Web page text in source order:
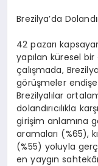
Brezilya’da
42 pazarı
yapılan küresel bir
çalışmada, Brezilya
görüşmeler
Brezilyalılar
dolandırıcılıkla
girişim anlamına
aramaları (%65),
(%55) yoluyla
en yaygın